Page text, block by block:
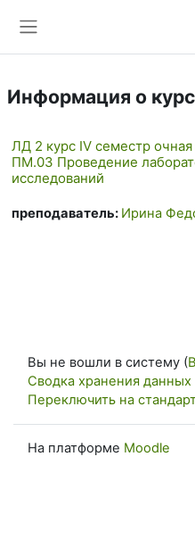
Информация о
ЛД 2 курс IV семестр
ПМ.03 Проведение
исследований
преподаватель: Ирина
Вы не вошли в систему (
Сводка хранения данных
Переключить на
На платформе Moodle